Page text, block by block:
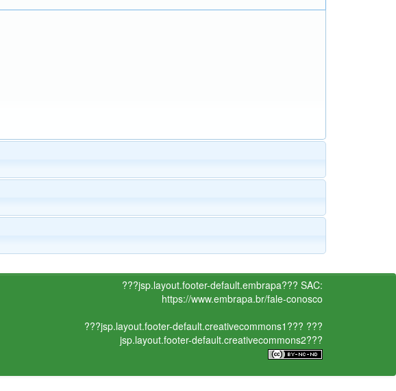
???jsp.layout.footer-default.embrapa??? SAC:
https://www.embrapa.br/fale-conosco
???jsp.layout.footer-default.creativecommons1??? ???
jsp.layout.footer-default.creativecommons2???